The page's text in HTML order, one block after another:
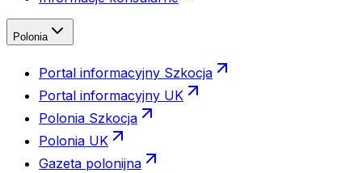
Polonia
Portal informacyjny Szkocja
Portal informacyjny UK
Polonia Szkocja
Polonia UK
Gazeta polonijna